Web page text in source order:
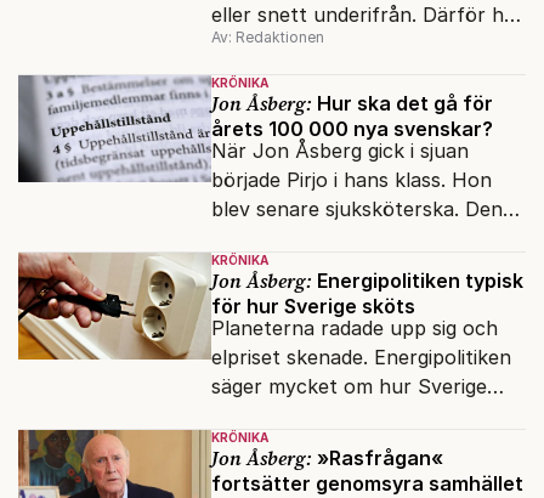
eller snett underifrån. Därför har
mina reportage ofta handlat om
minoriteter och
värderingskonflikter, säger Lars
Åberg, ny krönikör på Fokus.
Av: Redaktionen
KRÖNIKA
Jon Åsberg: Hur ska det gå för
årets 100 000 nya svenskar?
När Jon Åsberg gick i sjuan
började Pirjo i hans klass. Hon
blev senare sjuksköterska. Den
för många av dagens nya
svenskar.
KRÖNIKA
Jon Åsberg: Energipolitiken typisk
för hur Sverige sköts
Planeterna radade upp sig och
elpriset skenade. Energipolitiken
säger mycket om hur Sverige
KRÖNIKA
Jon Åsberg: »Rasfrågan«
fortsätter genomsyra samhället